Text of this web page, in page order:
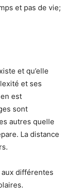
et pas de vie;
et qu’elle
et ses
est
sont
autres quelle
La distance
différentes